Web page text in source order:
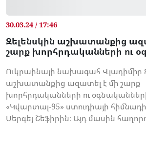
30.03.24 / 17:46
Զելենսկին աշխատանքից
շարք խորհրդականների ու
Ուկրաինայի նախագահ Վլադիմիր
աշխատանքից ազատել է մի շարք
խորհրդականների ու
«Կվարտալ-95» ստուդիայի
Սերգեյ Շեֆիրին։ Այդ մասին